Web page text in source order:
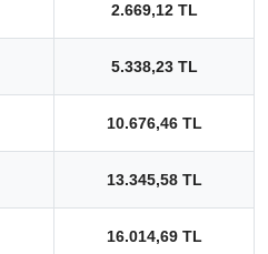
2.669,12 TL
5.338,23 TL
10.676,46 TL
13.345,58 TL
16.014,69 TL